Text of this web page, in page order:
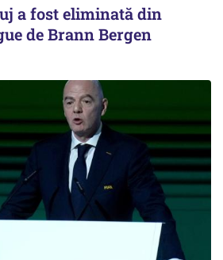
a fost eliminată din
de Brann Bergen